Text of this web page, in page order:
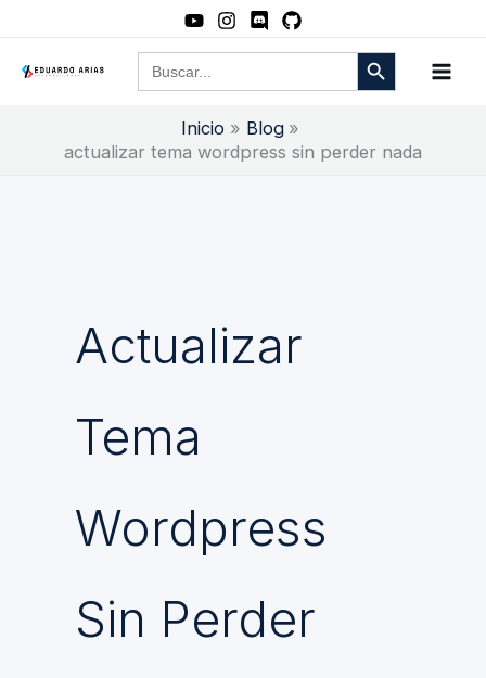
contenido
Buscar: Botón de búsqueda
Inicio
Blog
actualizar tema wordpress sin perder nada
Actualizar
Tema
Wordpress
Sin Perder